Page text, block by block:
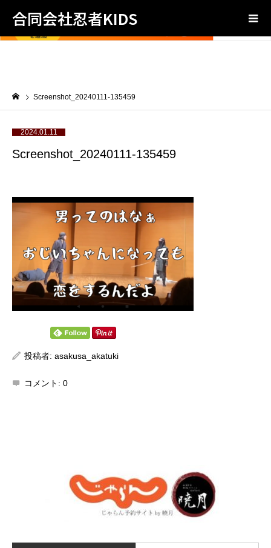
合同会社忍者KIDS
Screenshot_20240111-135459
2024.01.11
Screenshot_20240111-135459
投稿者: asakusa_akatuki
コメント: 0